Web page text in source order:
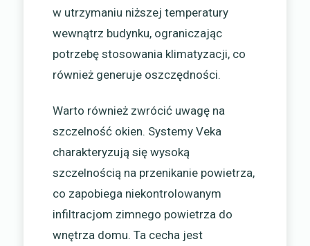
w utrzymaniu niższej temperatury
wewnątrz budynku, ograniczając
potrzebę stosowania klimatyzacji, co
również generuje oszczędności.
Warto również zwrócić uwagę na
szczelność okien. Systemy Veka
charakteryzują się wysoką
szczelnością na przenikanie powietrza,
co zapobiega niekontrolowanym
infiltracjom zimnego powietrza do
wnętrza domu. Ta cecha jest